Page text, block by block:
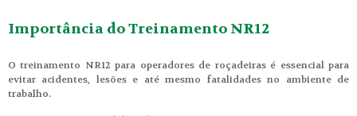
Importância do Treinamento NR12
O treinamento NR12 para operadores de roçadeiras é essencial para
evitar acidentes, lesões e até mesmo fatalidades no ambiente de
trabalho.